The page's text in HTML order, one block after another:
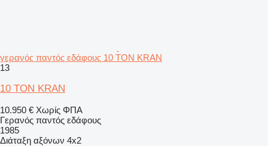
γερανός παντός εδάφους 10 TON KRAN
13
10 TON KRAN
10.950 € Χωρίς ΦΠΑ
Γερανός παντός εδάφους
1985
Διάταξη αξόνων 4x2